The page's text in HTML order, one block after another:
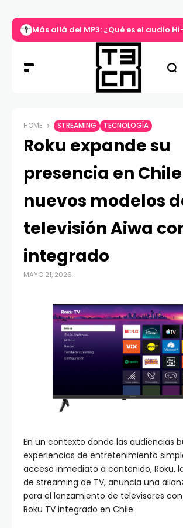
Más allá del MP3: ¿Qué es el audio
HOME STREAMING TECNOLOGÍA
Roku expande su
presencia en
nuevos modelos
televisión Aiwa
integrado
MAYO 21, 2026
En un contexto donde las audiencias
experiencias de entretenimiento
acceso inmediato a contenido, Roku,
de streaming de TV, anuncia una
para el lanzamiento de televisores
Roku TV integrado en Chile.